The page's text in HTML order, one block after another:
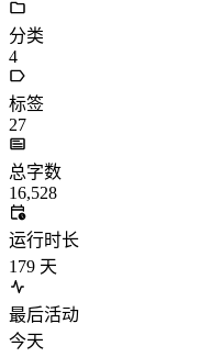
分类
4
标签
27
总字数
16,528
运行时长
179 天
最后活动
今天